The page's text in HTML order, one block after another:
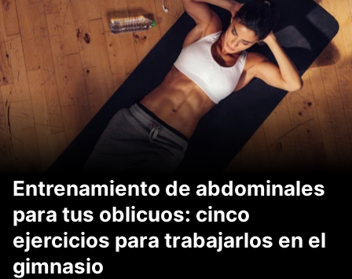
Entrenamiento de abdominales
para tus oblicuos: cinco
ejercicios para trabajarlos en el
gimnasio